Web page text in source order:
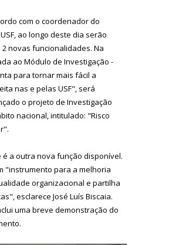
com o coordenador do
ao longo deste dia serão
novas funcionalidades. Na
ao Módulo de Investigação -
para tornar mais fácil a
nas e pelas USF", será
o projeto de Investigação
nacional, intitulado: "Risco
é a outra nova função disponível.
"instrumento para a melhoria
organizacional e partilha
esclarece José Luís Biscaia.
uma breve demonstração do